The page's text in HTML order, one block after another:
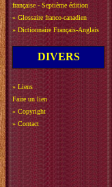
française - Septième édition
» Glossaire franco-canadien
» Dictionnaire Français-Anglais
DIVERS
» Liens
Faire un lien
» Copyright
» Contact